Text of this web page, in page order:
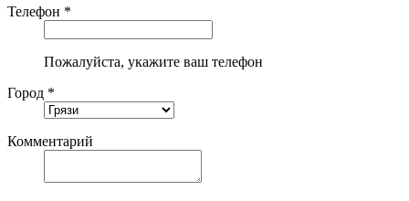
Телефон *
Пожалуйста, укажите ваш телефон
Город *
Комментарий